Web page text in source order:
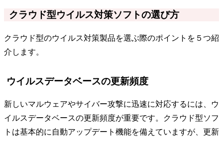
クラウド型ウイルス対策ソフトの選び方
クラウド型のウイルス対策製品を選ぶ際のポイントを５つ紹
介します。
ウイルスデータベースの更新頻度
新しいマルウェアやサイバー攻撃に迅速に対応するには、ウ
イルスデータベースの更新頻度が重要です。クラウド型ソフ
トは基本的に自動アップデート機能を備えていますが、更新